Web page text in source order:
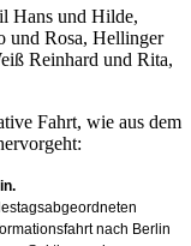
Hans und Hilde,
und Rosa, Hellinger
Reinhard und Rita,
Fahrt, wie aus dem
in Berlin.
nach Berlin